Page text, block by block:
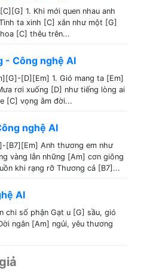
1. Khi mới quen nhau anh
ta xinh [C] xắn như một [G]
[C] thêu trên...
- Công nghệ AI
[D][Em] 1. Gió mang ta [Em]
rơi xuống [D] như tiếng lòng ai
[C] vọng âm đời...
nghệ AI
[B7][Em] Anh thương em như
vàng lẫn những [Am] cơn giông
khi rạng rỡ Thương cả [B7]...
AI
chi số phận Gạt u [G] sầu, gió
ngắn [Am] ngủi, yêu thương